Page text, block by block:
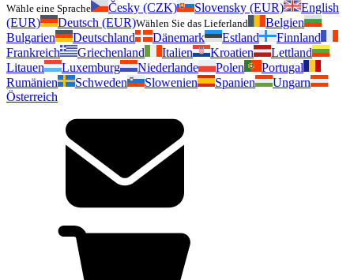
Wähle eine Sprache Česky (CZK) Slovensky (EUR)
English
(EUR)
Deutsch (EUR)Wählen Sie das Lieferland
Belgien
Bulgarien
Deutschland Dänemark Estland
Finnland
Frankreich
Griechenland Italien Kroatien
Lettland
Litauen
Luxemburg Niederlande Polen
Portugal
Rumänien
Schweden Slowenien Spanien
Ungarn
Österreich